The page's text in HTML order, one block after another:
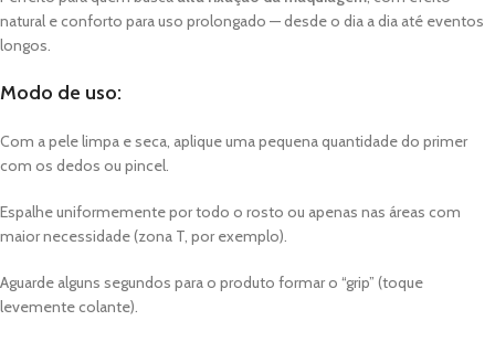
natural e conforto para uso prolongado — desde o dia a dia até eventos
longos.
Modo de uso:
Com a pele limpa e seca, aplique uma pequena quantidade do primer
com os dedos ou pincel.
Espalhe uniformemente por todo o rosto ou apenas nas áreas com
maior necessidade (zona T, por exemplo).
Aguarde alguns segundos para o produto formar o “grip” (toque
levemente colante).